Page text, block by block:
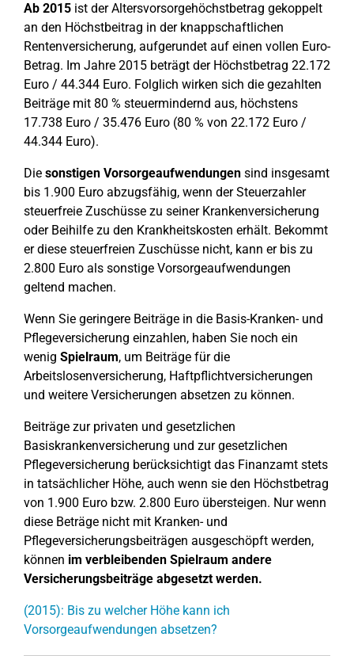
Ab 2015 ist der Altersvorsorgehöchstbetrag gekoppelt
an den Höchstbeitrag in der knappschaftlichen
Rentenversicherung, aufgerundet auf einen vollen Euro-
Betrag. Im Jahre 2015 beträgt der Höchstbetrag 22.172
Euro / 44.344 Euro. Folglich wirken sich die gezahlten
Beiträge mit 80 % steuermindernd aus, höchstens
17.738 Euro / 35.476 Euro (80 % von 22.172 Euro /
44.344 Euro).
Die sonstigen Vorsorgeaufwendungen sind insgesamt
bis 1.900 Euro abzugsfähig, wenn der Steuerzahler
steuerfreie Zuschüsse zu seiner Krankenversicherung
oder Beihilfe zu den Krankheitskosten erhält. Bekommt
er diese steuerfreien Zuschüsse nicht, kann er bis zu
2.800 Euro als sonstige Vorsorgeaufwendungen
geltend machen.
Wenn Sie geringere Beiträge in die Basis-Kranken- und
Pflegeversicherung einzahlen, haben Sie noch ein
wenig Spielraum, um Beiträge für die
Arbeitslosenversicherung, Haftpflichtversicherungen
und weitere Versicherungen absetzen zu können.
Beiträge zur privaten und gesetzlichen
Basiskrankenversicherung und zur gesetzlichen
Pflegeversicherung berücksichtigt das Finanzamt stets
in tatsächlicher Höhe, auch wenn sie den Höchstbetrag
von 1.900 Euro bzw. 2.800 Euro übersteigen. Nur wenn
diese Beträge nicht mit Kranken- und
Pflegeversicherungsbeiträgen ausgeschöpft werden,
können im verbleibenden Spielraum andere
Versicherungsbeiträge abgesetzt werden.
(2015): Bis zu welcher Höhe kann ich
Vorsorgeaufwendungen absetzen?